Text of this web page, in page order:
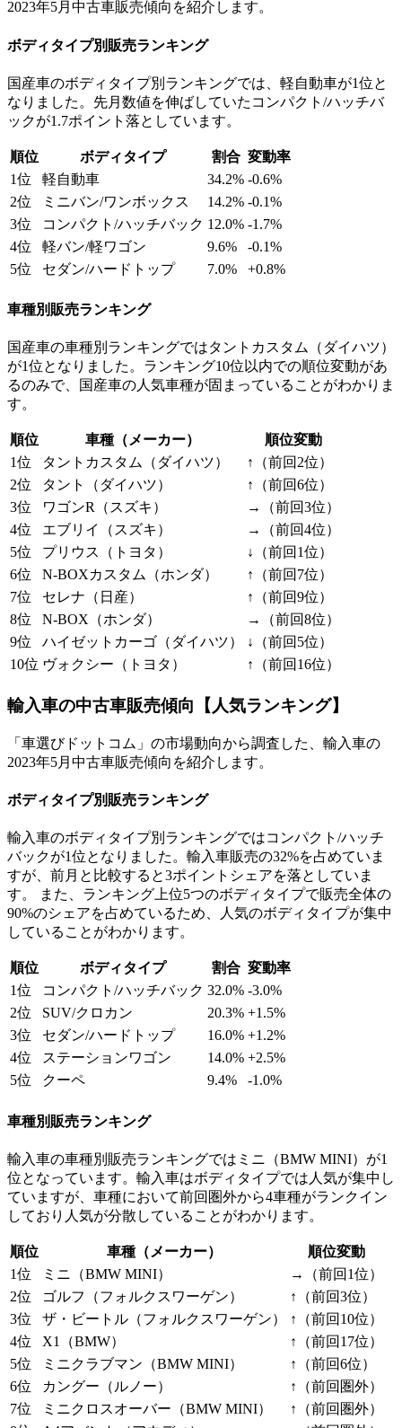
2023年5月中古車販売傾向を紹介します。
ボディタイプ別販売ランキング
国産車のボディタイプ別ランキングでは、軽自動車が1位と
なりました。先月数値を伸ばしていたコンパクト/ハッチバ
ックが1.7ポイント落としています。
順位 ボディタイプ 割合 変動率
1位
軽自動車 34.2% -0.6%
2位
ミニバン/ワンボックス 14.2% -0.1%
3位
コンパクト/ハッチバック 12.0% -1.7%
4位
軽バン/軽ワゴン 9.6%
-0.1%
5位
セダン/ハードトップ 7.0% +0.8%
車種別販売ランキング
国産車の車種別ランキングではタントカスタム（ダイハツ）
が1位となりました。ランキング10位以内での順位変動があ
るのみで、国産車の人気車種が固まっていることがわかりま
す。
順位 車種（メーカー）
順位変動
1位
タントカスタム（ダイハツ）
↑（前回2位）
2位
タント（ダイハツ）
↑（前回6位）
3位
ワゴンR（スズキ）
→（前回3位）
4位
エブリイ（スズキ）
→（前回4位）
5位
プリウス（トヨタ）
↓（前回1位）
6位
N-BOXカスタム（ホンダ）
↑（前回7位）
7位
セレナ（日産）
↑（前回9位）
8位
N-BOX（ホンダ）
→（前回8位）
9位
ハイゼットカーゴ（ダイハツ）
↓（前回5位）
10位 ヴォクシー（トヨタ） ↑（前回16位）
輸入車の中古車販売傾向【人気ランキング】
「車選びドットコム」の市場動向から調査した、輸入車の
2023年5月中古車販売傾向を紹介します。
ボディタイプ別販売ランキング
輸入車のボディタイプ別ランキングではコンパクト/ハッチ
バックが1位となりました。輸入車販売の32%を占めていま
すが、前月と比較すると3ポイントシェアを落としていま
す。 また、ランキング上位5つのボディタイプで販売全体の
90%のシェアを占めているため、人気のボディタイプが集中
していることがわかります。
順位 ボディタイプ 割合 変動率
1位
コンパクト/ハッチバック 32.0% -3.0%
2位
SUV/クロカン 20.3% +1.5%
3位
セダン/ハードトップ 16.0% +1.2%
4位
ステーションワゴン 14.0% +2.5%
5位
クーペ 9.4% -1.0%
車種別販売ランキング
輸入車の車種別販売ランキングではミニ（BMW MINI）が1
位となっています。輸入車はボディタイプでは人気が集中し
ていますが、車種において前回圏外から4車種がランクイン
しており人気が分散していることがわかります。
順位 車種（メーカー）
順位変動
1位
ミニ（BMW MINI）
→（前回1位）
2位
ゴルフ（フォルクスワーゲン）
↑（前回3位）
3位
ザ・ビートル（フォルクスワーゲン）
↑（前回10位）
4位
X1（BMW）
↑（前回17位）
5位
ミニクラブマン（BMW MINI）
↑（前回6位）
6位
カングー（ルノー）
↑（前回圏外）
7位
ミニクロスオーバー（BMW MINI）
↑（前回圏外）